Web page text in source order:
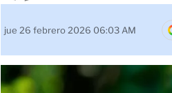
jue 26 febrero 2026 06:03 AM